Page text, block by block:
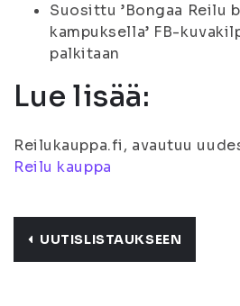
Suosittu ’Bongaa Reilu
kampuksella’ FB-
palkitaan
Lue lisää:
Reilukauppa.fi, avautuu
Reilu kauppa
UUTISLISTAUKSEEN